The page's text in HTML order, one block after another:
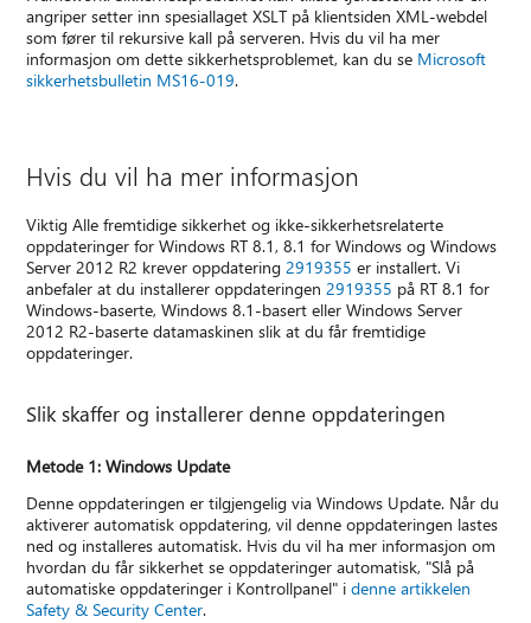
angriper setter inn spesiallaget XSLT på klientsiden XML-webdel
som fører til rekursive kall på serveren. Hvis du vil ha mer
informasjon om dette sikkerhetsproblemet, kan du se Microsoft
sikkerhetsbulletin MS16-019.
Hvis du vil ha mer informasjon
Viktig Alle fremtidige sikkerhet og ikke-sikkerhetsrelaterte
oppdateringer for Windows RT 8.1, 8.1 for Windows og Windows
Server 2012 R2 krever oppdatering2919355 er installert. Vi
anbefaler at du installerer oppdateringen2919355 på RT 8.1 for
Windows-baserte, Windows 8.1-basert eller Windows Server
2012 R2-baserte datamaskinen slik at du får fremtidige
oppdateringer.
Slik skaffer og installerer denne oppdateringen
Metode 1: Windows Update
Denne oppdateringen er tilgjengelig via Windows Update. Når du
aktiverer automatisk oppdatering, vil denne oppdateringen lastes
ned og installeres automatisk. Hvis du vil ha mer informasjon om
hvordan du får sikkerhet se oppdateringer automatisk, "Slå på
automatiske oppdateringer i Kontrollpanel" idenne artikkelen
Safety & Security Center.